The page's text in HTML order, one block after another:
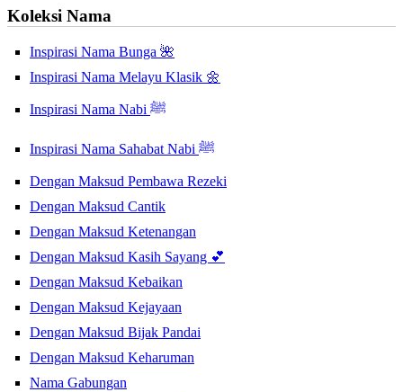
Koleksi Nama
Inspirasi Nama Bunga 🌺
Inspirasi Nama Melayu Klasik 🌼
Inspirasi Nama Nabi ﷺ
Inspirasi Nama Sahabat Nabi ﷺ
Dengan Maksud Pembawa Rezeki
Dengan Maksud Cantik
Dengan Maksud Ketenangan
Dengan Maksud Kasih Sayang 💕
Dengan Maksud Kebaikan
Dengan Maksud Kejayaan
Dengan Maksud Bijak Pandai
Dengan Maksud Keharuman
Nama Gabungan